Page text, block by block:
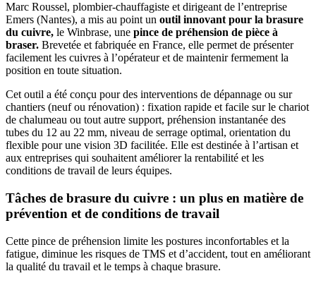
Marc Roussel, plombier-chauffagiste et dirigeant de l’entreprise
Emers (Nantes), a mis au point un outil innovant pour la brasure
du cuivre, le Winbrase, une pince de préhension de pièce à
braser. Brevetée et fabriquée en France, elle permet de présenter
facilement les cuivres à l’opérateur et de maintenir fermement la
position en toute situation.
Cet outil a été conçu pour des interventions de dépannage ou sur
chantiers (neuf ou rénovation) : fixation rapide et facile sur le chariot
de chalumeau ou tout autre support, préhension instantanée des
tubes du 12 au 22 mm, niveau de serrage optimal, orientation du
flexible pour une vision 3D facilitée. Elle est destinée à l’artisan et
aux entreprises qui souhaitent améliorer la rentabilité et les
conditions de travail de leurs équipes.
Tâches de brasure du cuivre : un plus en matière de
prévention et de conditions de travail
Cette pince de préhension limite les postures inconfortables et la
fatigue, diminue les risques de TMS et d’accident, tout en améliorant
la qualité du travail et le temps à chaque brasure.